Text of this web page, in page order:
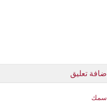
إضافة تعليق
اسمك